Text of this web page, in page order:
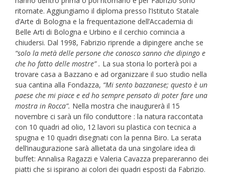
ritornate. Aggiungiamo il diploma presso l’Istituto Statale
d’Arte di Bologna e la frequentazione dell’Accademia di
Belle Arti di Bologna e Urbino e il cerchio comincia a
chiudersi. Dal 1998, Fabrizio riprende a dipingere anche se
“solo la metà delle persone che conosco sanno che dipingo e
che ho fatto delle mostre” . La sua storia lo porterà poi a
trovare casa a Bazzano e ad organizzare il suo studio nella
sua cantina alla Fondazza, “Mi sento bazzanese; questo è un
paese che mi piace e ed ho sempre pensato di poter fare una
mostra in Rocca”. Nella mostra che inaugurerà il 15
novembre ci sarà un filo conduttore : la natura raccontata
con 10 quadri ad olio, 12 lavori su plastica con tecnica a
spugna e 10 quadri disegnati con la penna Biro. La serata
dell’inaugurazione sarà allietata da una singolare idea di
buffet: Annalisa Ragazzi e Valeria Cavazza prepareranno dei
piatti che si ispirano ai colori dei quadri esposti da Fabrizio.